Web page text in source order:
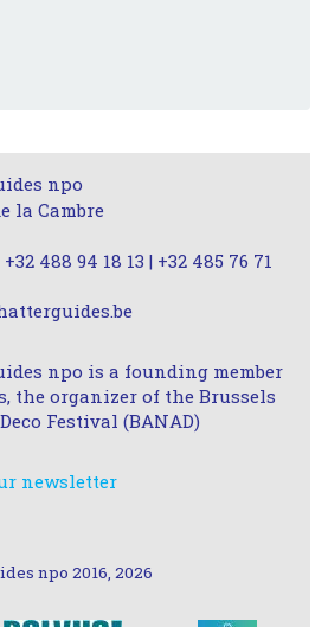
npo
la Cambre
488 94 18 13 | +32 485 76 71
npo is a founding member
the organizer of the Brussels
Festival (BANAD)
newsletter
npo 2016, 2026